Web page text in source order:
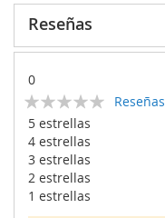
Reseñas
0
Calificación:
% of100
Reseñas
5 estrellas
4 estrellas
3 estrellas
2 estrellas
1 estrellas